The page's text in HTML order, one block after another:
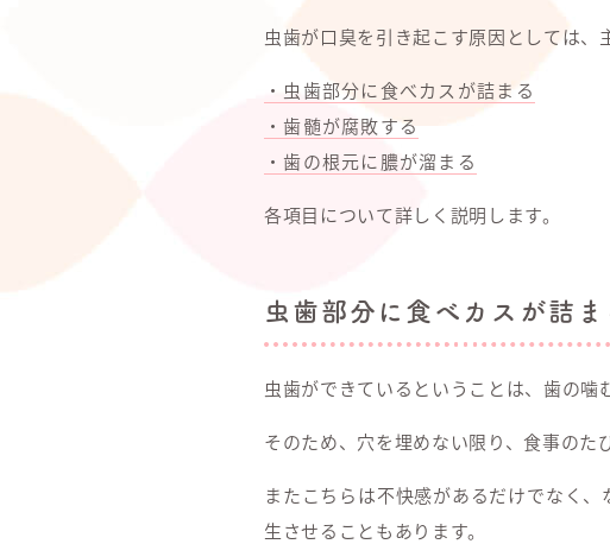
虫歯が口臭を引き起こす原因としては、
・虫歯部分に食べカスが詰まる
・歯髄が腐敗する
・歯の根元に膿が溜まる
各項目について詳しく説明します。
虫歯部分に食べカスが詰ま
虫歯ができているということは、歯の噛
そのため、穴を埋めない限り、食事のた
またこちらは不快感があるだけでなく
生させることもあります。